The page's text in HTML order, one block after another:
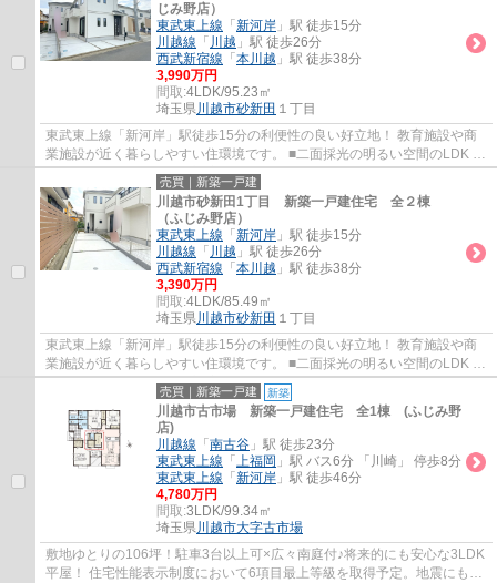
じみ野店）
東武東上線 「 新河岸 」駅 徒歩15分
川越線 「 川越 」駅 徒歩26分
西武新宿線 「 本川越 」駅 徒歩38分
3,990万円
間取:4LDK/95.23㎡
埼玉県川越市砂新田 １丁目
東武東上線「新河岸」駅徒歩15分の利便性の良い好立地！ 教育施設や商
業施設が近く暮らしやすい住環境です。 ■二面採光の明るい空間のLDK ■
様々なライフステージに対応できる4LDＫ ■...
売買｜新築一戸建
川越市砂新田1丁目 新築一戸建住宅 全２棟
（ふじみ野店）
東武東上線 「 新河岸 」駅 徒歩15分
川越線 「 川越 」駅 徒歩26分
西武新宿線 「 本川越 」駅 徒歩38分
3,390万円
間取:4LDK/85.49㎡
埼玉県川越市砂新田 １丁目
東武東上線「新河岸」駅徒歩15分の利便性の良い好立地！ 教育施設や商
業施設が近く暮らしやすい住環境です。 ■二面採光の明るい空間のLDK ■
様々なライフステージに対応できる4LDＫ ■...
売買｜新築一戸建 新築
川越市古市場 新築一戸建住宅 全1棟 (ふじみ野
店)
川越線 「 南古谷 」駅 徒歩23分
東武東上線 「 上福岡 」駅 バス6分 「川崎」 停歩8分
東武東上線 「 新河岸 」駅 徒歩46分
4,780万円
間取:3LDK/99.34㎡
埼玉県川越市大字古市場
敷地ゆとりの106坪！駐車3台以上可×広々南庭付♪将来的にも安心な3LDK
平屋！ 住宅性能表示制度において6項目最上等級を取得予定。地震にも強